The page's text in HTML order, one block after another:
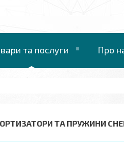
та послуги Про
ТА ПРУЖИНИ